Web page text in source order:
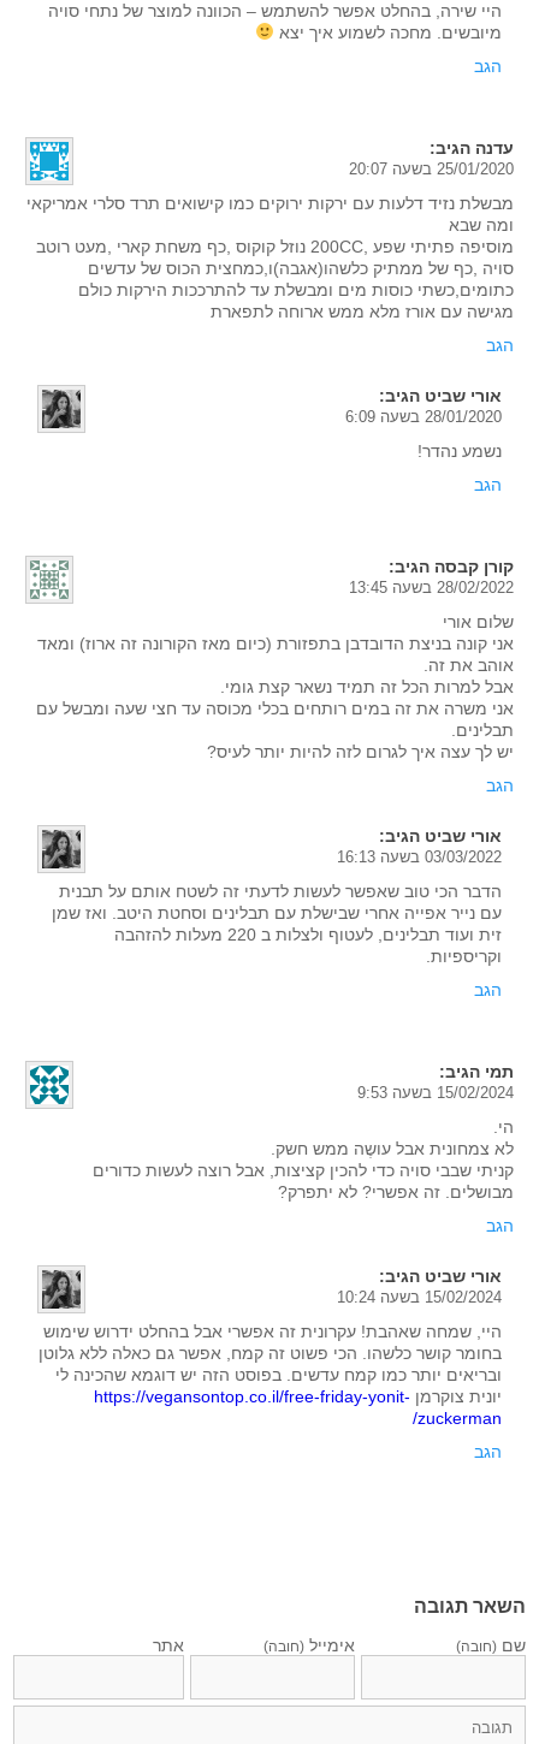
היי שירה, בהחלט אפשר להשתמש – הכוונה למוצר של נתחי סויה
מיובשים. מחכה לשמוע איך יצא
הגב
עדנה הגיב:
25/01/2020 בשעה 20:07
מבשלת נזיד דלעות עם ירקות ירוקים כמו קישואים תרד סלרי אמריקאי
ומה שבא
מוסיפה פתיתי שפע ,200CC נוזל קוקוס ,כף משחת קארי ,מעט רוטב
סויה ,כף של ממתיק כלשהו(אגבה)ו,כמחצית הכוס של עדשים
כתומים,כשתי כוסות מים ומבשלת עד להתרככות הירקות כולם
מגישה עם אורז מלא ממש ארוחה לתפארת
הגב
אורי שביט הגיב:
28/01/2020 בשעה 6:09
נשמע נהדר!
הגב
קורן קבסה הגיב:
28/02/2022 בשעה 13:45
שלום אורי
אני קונה בניצת הדובדבן בתפזורת (כיום מאז הקורונה זה ארוז) ומאד
אוהב את זה.
אבל למרות הכל זה תמיד נשאר קצת גומי.
אני משרה את זה במים רותחים בכלי מכוסה עד חצי שעה ומבשל עם
תבלינים.
יש לך עצה איך לגרום לזה להיות יותר לעיס?
הגב
אורי שביט הגיב:
03/03/2022 בשעה 16:13
הדבר הכי טוב שאפשר לעשות לדעתי זה לשטח אותם על תבנית
עם נייר אפייה אחרי שבישלת עם תבלינים וסחטת היטב. ואז שמן
זית ועוד תבלינים, לעטוף ולצלות ב 220 מעלות להזהבה
וקריספיות.
הגב
תמי הגיב:
15/02/2024 בשעה 9:53
הי.
לא צמחונית אבל עושֶה ממש חשק.
קניתי שבבי סויה כדי להכין קציצות, אבל רוצה לעשות כדורים
מבושלים. זה אפשרי? לא יתפרק?
הגב
אורי שביט הגיב:
15/02/2024 בשעה 10:24
היי, שמחה שאהבת! עקרונית זה אפשרי אבל בהחלט ידרוש שימוש
בחומר קושר כלשהו. הכי פשוט זה קמח, אפשר גם כאלה ללא גלוטן
ובריאים יותר כמו קמח עדשים. בפוסט הזה יש דוגמא שהכינה לי
יונית צוקרמן https://vegansontop.co.il/free-friday-yonit-
zuckerman/
הגב
השאר תגובה
שם (חובה) אימייל (חובה) אתר